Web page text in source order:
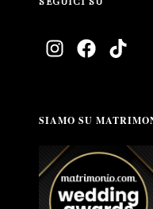
SIAMO SU